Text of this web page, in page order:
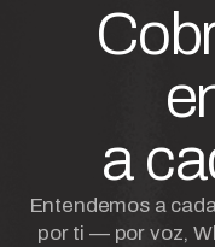
a
Entendemos a
por ti — por voz,